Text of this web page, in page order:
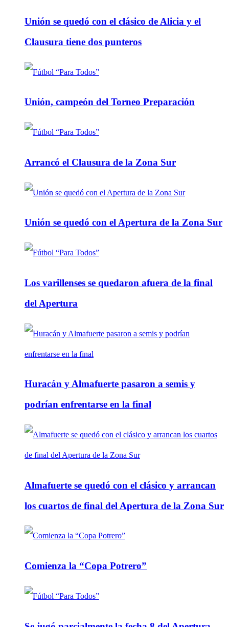
Unión se quedó con el clásico de Alicia y el
Clausura tiene dos punteros
Unión, campeón del Torneo Preparación
Arrancó el Clausura de la Zona Sur
Unión se quedó con el Apertura de la Zona Sur
Los varillenses se quedaron afuera de la final
del Apertura
Huracán y Almafuerte pasaron a semis y
podrían enfrentarse en la final
Almafuerte se quedó con el clásico y arrancan
los cuartos de final del Apertura de la Zona Sur
Comienza la “Copa Potrero”